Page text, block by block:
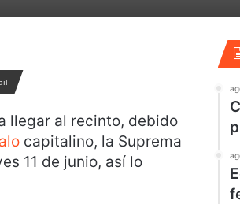
llegar al recinto, debido
capitalino, la Suprema
11 de junio, así lo